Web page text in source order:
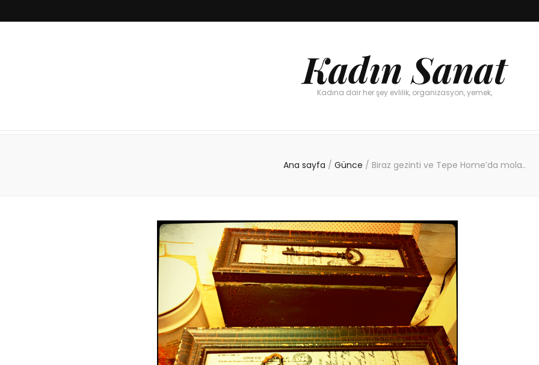
Kadın Sanat
Kadına dair her şey evlilik, organizasyon, yemek,
Ana sayfa / Günce / Biraz gezinti ve Tepe Home’da mola..